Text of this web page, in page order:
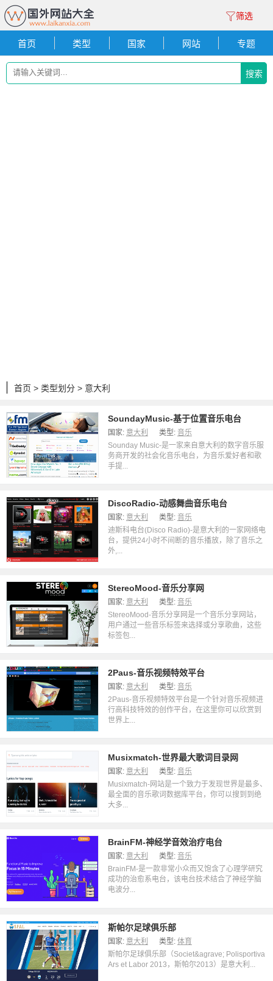
筛选
首页 类型 国家 网站 专题
搜索
首页 > 类型划分 > 意大利
SoundayMusic-基于位置音乐电台
国家: 意大利 类型: 音乐
Sounday Music-是一家来自意大利的数字音乐服
务商开发的社会化音乐电台，为音乐爱好者和歌
手提...
DiscoRadio-动感舞曲音乐电台
国家: 意大利 类型: 音乐
迪斯科电台(Disco Radio)-是意大利的一家网络电
台，提供24小时不间断的音乐播放，除了音乐之
外,...
StereoMood-音乐分享网
国家: 意大利 类型: 音乐
StereoMood-音乐分享网是一个音乐分享网站，
用户通过一些音乐标签来选择或分享歌曲，这些
标签包...
2Paus-音乐视频特效平台
国家: 意大利 类型: 音乐
2Paus-音乐视频特效平台是一个针对音乐视频进
行高科技特效的创作平台，在这里你可以欣赏到
世界上...
Musixmatch-世界最大歌词目录网
国家: 意大利 类型: 音乐
Musixmatch-网站是一个致力于发现世界是最多、
最全面的音乐歌词数据库平台，你可以搜到到绝
大多...
BrainFM-神经学音效治疗电台
国家: 意大利 类型: 音乐
BrainFM-是一款非常小众而又饱含了心理学研究
成功的治愈系电台，该电台技术结合了神经学脑
电波分...
斯帕尔足球俱乐部
国家: 意大利 类型: 体育
斯帕尔足球俱乐部（Societ&agrave; Polisportiva
Ars et Labor 2013，斯帕尔2013）是意大利...